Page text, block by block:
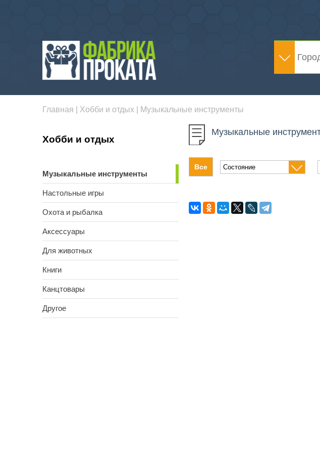
Главная Хобби и отдых Музыкальные инструменты
Хобби и отдых
Музыкальные инструменты
Настольные игры
Охота и рыбалка
Аксессуары
Для животных
Книги
Канцтовары
Другое
Музыкальные
Все